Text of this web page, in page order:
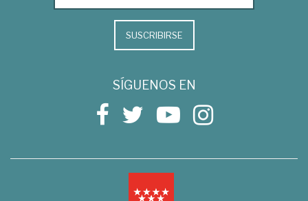
SUSCRIBIRSE
SÍGUENOS EN